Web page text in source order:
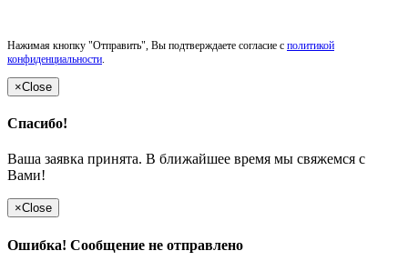
Нажимая кнопку "Отправить", Вы подтверждаете согласие с политикой
конфиденциальности.
×Close
Спасибо!
Ваша заявка принята. В ближайшее время мы свяжемся с
Вами!
×Close
Ошибка! Сообщение не отправлено